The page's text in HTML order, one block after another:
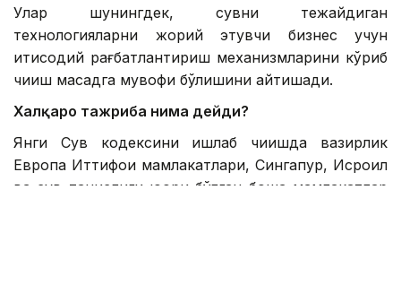
Улар шунингдек, сувни тежайдиган
технологияларни жорий этувчи бизнес учун
иқтисодий рағбатлантириш механизмларини кўриб
чиқиш мақсадга мувофиқ бўлишини айтишади.
Халқаро тажриба нима дейди?
Янги Сув кодексини ишлаб чиқишда вазирлик
Европа Иттифоқи мамлакатлари, Сингапур, Исроил
ва сув танқислиги юқори бўлган бошқа мамлакатлар